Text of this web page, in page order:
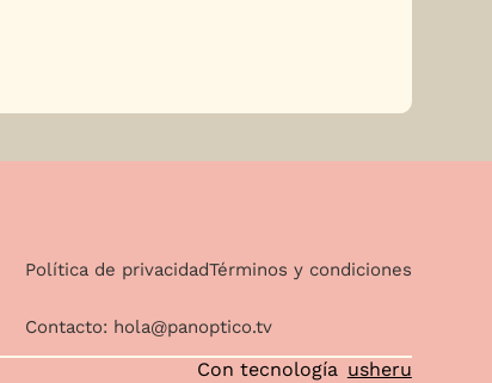
Política de privacidadTérminos y condiciones
Contacto: hola@panoptico.tv
Con tecnología usheru